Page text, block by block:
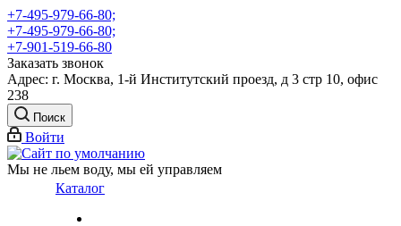
+7-495-979-66-80;
+7-495-979-66-80;
+7-901-519-66-80
Заказать звонок
Адрес: г. Москва, 1-й Институтский проезд, д 3 стр 10, офис
238
Поиск
Войти
Мы не льем воду, мы ей управляем
Каталог